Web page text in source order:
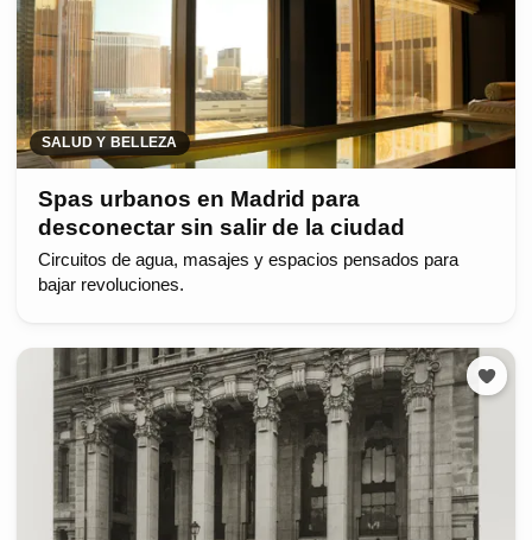
SALUD Y BELLEZA
Spas urbanos en Madrid para
desconectar sin salir de la ciudad
Circuitos de agua, masajes y espacios pensados para
bajar revoluciones.